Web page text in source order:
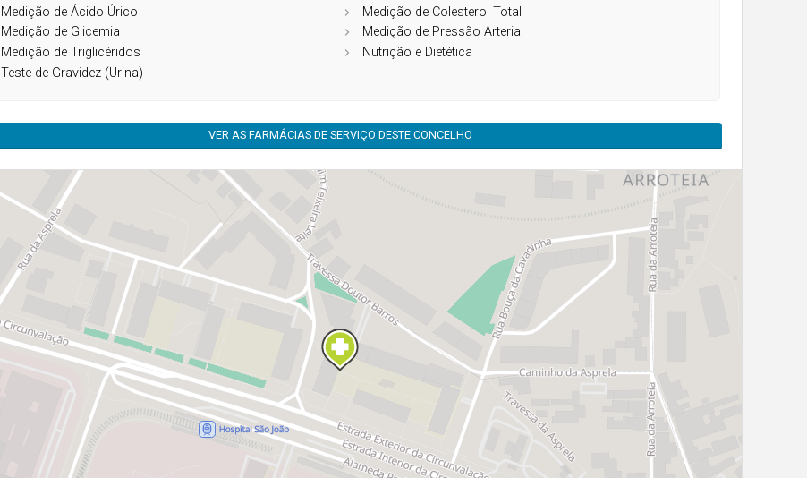
Medição de Ácido Úrico
Medição de Colesterol Total
Medição de Glicemia
Medição de Pressão Arterial
Medição de Triglicéridos
Nutrição e Dietética
Teste de Gravidez (Urina)
VER AS FARMÁCIAS DE SERVIÇO DESTE CONCELHO